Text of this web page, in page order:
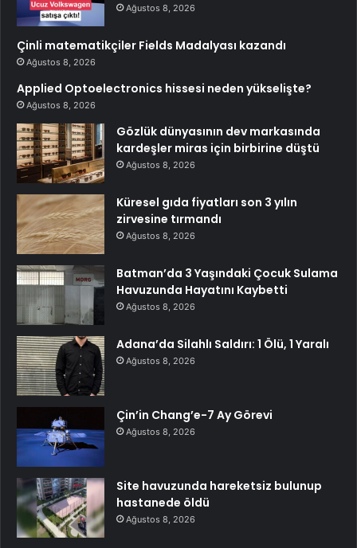
Ağustos 8, 2026
Çinli matematikçiler Fields Madalyası kazandı
Ağustos 8, 2026
Applied Optoelectronics hissesi neden yükselişte?
Ağustos 8, 2026
Gözlük dünyasının dev markasında
kardeşler miras için birbirine düştü
Ağustos 8, 2026
Küresel gıda fiyatları son 3 yılın
zirvesine tırmandı
Ağustos 8, 2026
Batman’da 3 Yaşındaki Çocuk Sulama
Havuzunda Hayatını Kaybetti
Ağustos 8, 2026
Adana’da Silahlı Saldırı: 1 Ölü, 1 Yaralı
Ağustos 8, 2026
Çin’in Chang’e-7 Ay Görevi
Ağustos 8, 2026
Site havuzunda hareketsiz bulunup
hastanede öldü
Ağustos 8, 2026